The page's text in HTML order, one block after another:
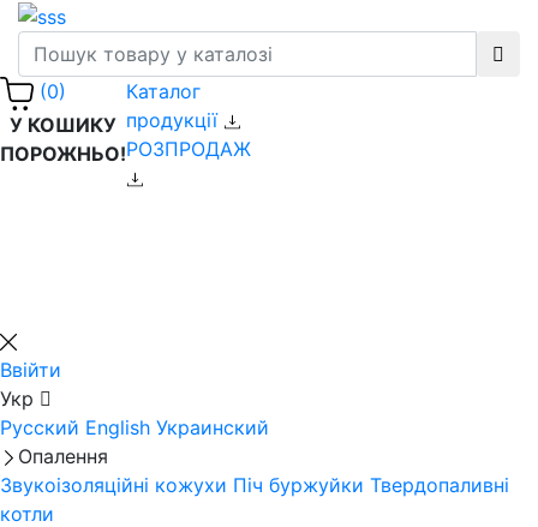
(0)
У КОШИКУ
ПОРОЖНЬО!
Каталог
продукції
РОЗПРОДАЖ
Ввійти
Укр
Русский English Украинский
Опалення
Звукоізоляційні кожухи Піч буржуйки Твердопаливні
котли